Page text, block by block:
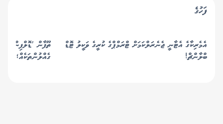
ފަހުގެ
އެމެރިކާގެ އެޓާނީ ޖެނެރަލްކަމަށް ޓްރަމްޕްގެ ކުރީގެ ވަކީލު ޓޮޑް
ބްލާންޗް!
ތޫފާން 'ޑޮލްފިން'
ގެއްލުންތަކެއް؛